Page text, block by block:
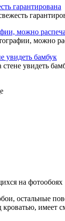
можно
увидеть
на фотообоях
остальные
имеет